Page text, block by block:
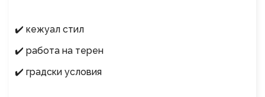
✔️ кежуал стил
✔️ работа на терен
✔️ градски условия